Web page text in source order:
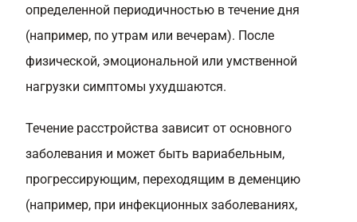
определенной периодичностью в течение дня
(например, по утрам или вечерам). После
физической, эмоциональной или умственной
нагрузки симптомы ухудшаются.
Течение расстройства зависит от основного
заболевания и может быть вариабельным,
прогрессирующим, переходящим в деменцию
(например, при инфекционных заболеваниях,